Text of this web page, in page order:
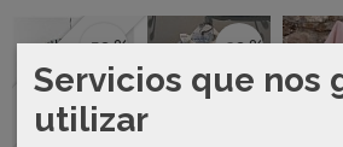
Agotado-50 % -30 %
Servicios que nos
utilizar